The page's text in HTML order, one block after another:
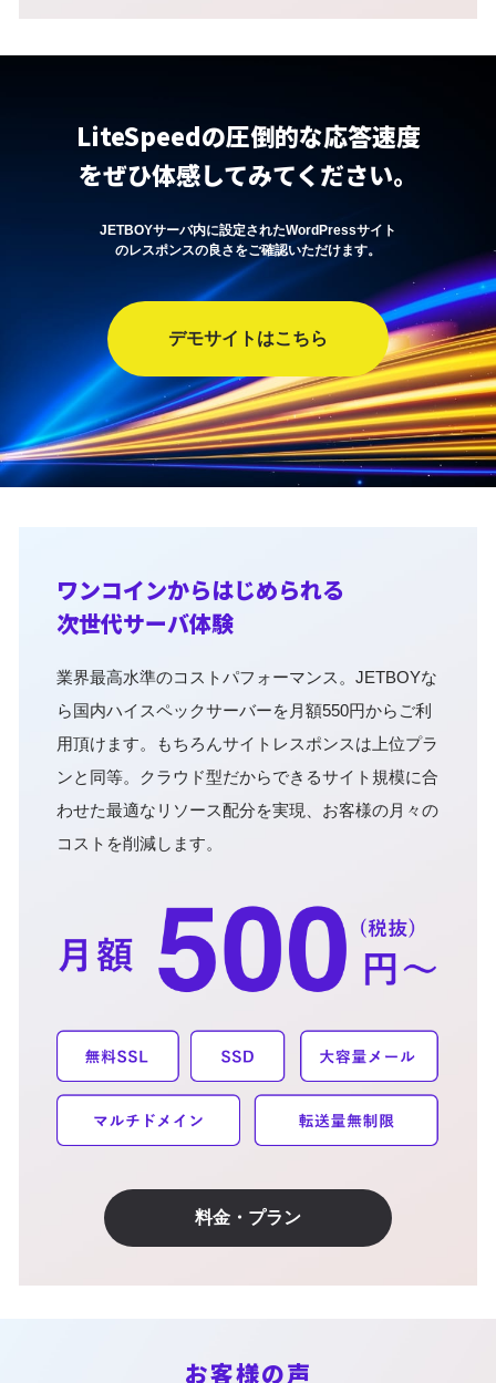
LiteSpeedの圧倒的な応答速度
をぜひ体感してみてください。
JETBOYサーバ内に設定されたWordPressサイト
のレスポンスの良さをご確認いただけます。
デモサイトはこちら
ワンコインからはじめられる
次世代サーバ体験
業界最高水準のコストパフォーマンス。JETBOYな
ら国内ハイスペックサーバーを月額550円からご利
用頂けます。もちろんサイトレスポンスは上位プラ
ンと同等。クラウド型だからできるサイト規模に合
わせた最適なリソース配分を実現、お客様の月々の
コストを削減します。
料金・プラン
お客様の声